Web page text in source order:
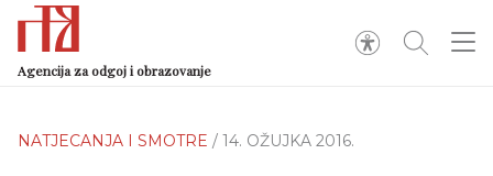
Agencija za odgoj i obrazovanje
NATJECANJA I SMOTRE / 14. OŽUJKA 2016.